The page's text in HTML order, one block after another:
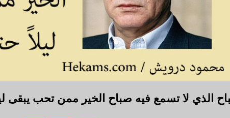
الذي لا تسمع فيه صباح الخير ممن تحب يبقى